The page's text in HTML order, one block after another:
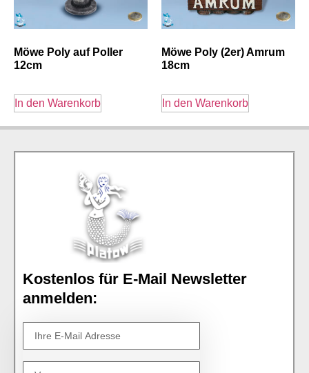
Möwe Poly auf Poller
12cm
In den Warenkorb
Möwe Poly (2er) Amrum
18cm
In den Warenkorb
Kostenlos für E-Mail Newsletter
anmelden: